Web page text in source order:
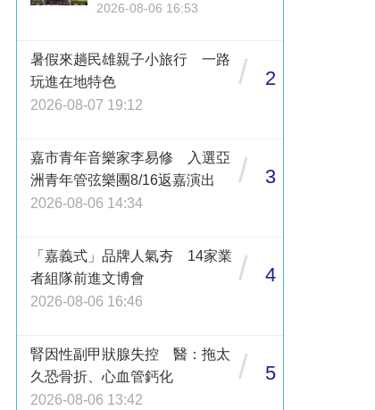
2026-08-06 16:53
暑假來趟民雄親子小旅行 一路
玩進在地特色
2026-08-07 19:12
/ 2
嘉市青年音樂家李易修 入選亞
洲青年管弦樂團8/16返嘉演出
2026-08-06 14:34
/ 3
「嘉義式」品牌人氣夯 14家業
者組隊前進文博會
2026-08-06 16:46
/ 4
腎因性副甲狀腺失控 醫：拖太
久恐骨折、心血管鈣化
2026-08-06 13:42
/ 5